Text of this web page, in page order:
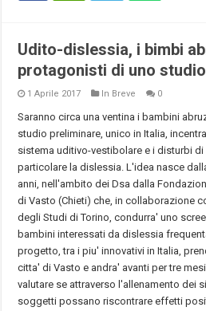
Udito-dislessia, i bimbi
protagonisti di uno
1 Aprile 2017 In Breve 0
Saranno circa una ventina i bambini
studio preliminare, unico in Italia,
sistema uditivo-vestibolare e i disturbi
particolare la dislessia. L'idea nasce
anni, nell'ambito dei Dsa dalla
di Vasto (Chieti) che, in collaborazione
degli Studi di Torino, condurra' uno
bambini interessati da dislessia
progetto, tra i piu' innovativi in Italia,
citta' di Vasto e andra' avanti per tre
valutare se attraverso l'allenamento dei
soggetti possano riscontrare effetti